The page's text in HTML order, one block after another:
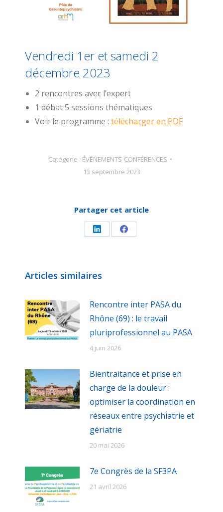
Vendredi 1er et samedi 2
décembre 2023
2 rencontres avec l’expert
1 débat 5 sessions thématiques
Voir le programme : télécharger en PDF
Catégorie : ÉVÉNEMENTS-CONFÉRENCES
13 septembre 2023
Partager cet article
PartagerPartager
Articles similaires
Rencontre inter PASA du
Rhône (69) : le travail
pluriprofessionnel au PASA
4 juin 2026
Bientraitance et prise en
charge de la douleur :
optimiser la coordination en
réseaux entre psychiatrie et
gériatrie
20 mai 2026
7e Congrès de la SF3PA
21 avril 2026